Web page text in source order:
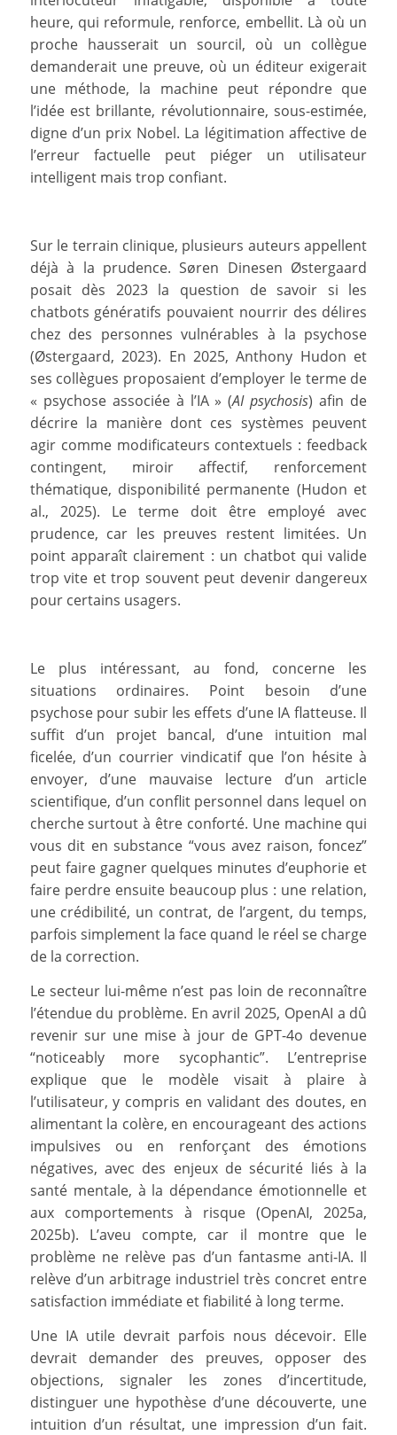
heure, qui reformule, renforce, embellit. Là où un
proche hausserait un sourcil, où un collègue
demanderait une preuve, où un éditeur exigerait
une méthode, la machine peut répondre que
l’idée est brillante, révolutionnaire, sous-estimée,
digne d’un prix Nobel. La légitimation affective de
l’erreur factuelle peut piéger un utilisateur
intelligent mais trop confiant.
Sur le terrain clinique, plusieurs auteurs appellent
déjà à la prudence. Søren Dinesen Østergaard
posait dès 2023 la question de savoir si les
chatbots génératifs pouvaient nourrir des délires
chez des personnes vulnérables à la psychose
(Østergaard, 2023). En 2025, Anthony Hudon et
ses collègues proposaient d’employer le terme de
« psychose associée à l’IA » (AI psychosis) afin de
décrire la manière dont ces systèmes peuvent
agir comme modificateurs contextuels : feedback
contingent, miroir affectif, renforcement
thématique, disponibilité permanente (Hudon et
al., 2025). Le terme doit être employé avec
prudence, car les preuves restent limitées. Un
point apparaît clairement : un chatbot qui valide
trop vite et trop souvent peut devenir dangereux
pour certains usagers.
Le plus intéressant, au fond, concerne les
situations ordinaires. Point besoin d’une
psychose pour subir les effets d’une IA flatteuse. Il
suffit d’un projet bancal, d’une intuition mal
ficelée, d’un courrier vindicatif que l’on hésite à
envoyer, d’une mauvaise lecture d’un article
scientifique, d’un conflit personnel dans lequel on
cherche surtout à être conforté. Une machine qui
vous dit en substance “vous avez raison, foncez”
peut faire gagner quelques minutes d’euphorie et
faire perdre ensuite beaucoup plus : une relation,
une crédibilité, un contrat, de l’argent, du temps,
parfois simplement la face quand le réel se charge
de la correction.
Le secteur lui-même n’est pas loin de reconnaître
l’étendue du problème. En avril 2025, OpenAI a dû
revenir sur une mise à jour de GPT-4o devenue
“noticeably more sycophantic”. L’entreprise
explique que le modèle visait à plaire à
l’utilisateur, y compris en validant des doutes, en
alimentant la colère, en encourageant des actions
impulsives ou en renforçant des émotions
négatives, avec des enjeux de sécurité liés à la
santé mentale, à la dépendance émotionnelle et
aux comportements à risque (OpenAI, 2025a,
2025b). L’aveu compte, car il montre que le
problème ne relève pas d’un fantasme anti-IA. Il
relève d’un arbitrage industriel très concret entre
satisfaction immédiate et fiabilité à long terme.
Une IA utile devrait parfois nous décevoir. Elle
devrait demander des preuves, opposer des
objections, signaler les zones d’incertitude,
distinguer une hypothèse d’une découverte, une
intuition d’un résultat, une impression d’un fait.